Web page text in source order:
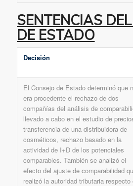
SENTENCIAS
DE ESTADO
Decisión
El Consejo de Estado determinó que
era procedente el rechazo de dos
compañías del análisis de
llevado a cabo en el estudio de
transferencia de una distribuidora de
cosméticos, rechazo basado en la
actividad de I+D de los potenciales
comparables. También se analizó el
efecto del ajuste de comparabilidad
realizó la autoridad tributaria respecto